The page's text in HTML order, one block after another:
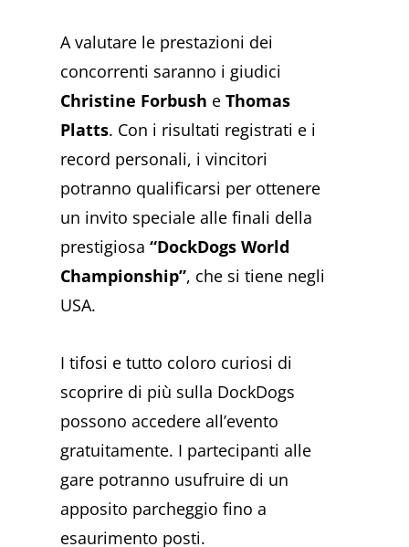
A valutare le prestazioni dei
concorrenti saranno i giudici
Christine Forbush eThomas
Platts. Con i risultati registrati e i
record personali, i vincitori
potranno qualificarsi per ottenere
un invito speciale alle finali della
prestigiosa“DockDogs World
Championship”, che si tiene negli
USA.
I tifosi e tutto coloro curiosi di
scoprire di più sulla DockDogs
possono accedere all’evento
gratuitamente. I partecipanti alle
gare potranno usufruire di un
apposito parcheggio fino a
esaurimento posti.